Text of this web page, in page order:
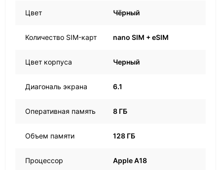
Цвет Чёрный
Количество SIM-карт nano SIM + eSIM
Цвет корпуса Черный
Диагональ экрана 6.1
Оперативная память 8 ГБ
Объем памяти 128 ГБ
Процессор Apple A18